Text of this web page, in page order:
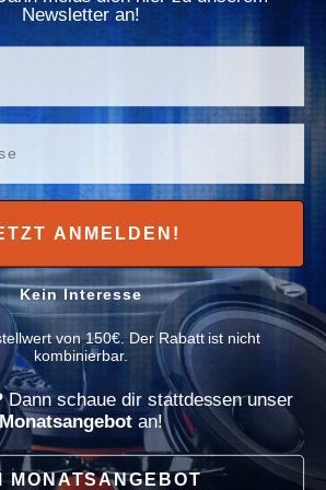
Normaler Preis
199,00€
In den Warenkorb
4 Tage ✈ 2-4 Tage
3 Bewertungen
Helix
Newsletter an!
ANMELDEN!
Kein Interesse
von 150€. Der Rabatt ist nicht
kombinierbar.
Dann schaue dir stattdessen unser
Monatsangebotan!
MONATSANGEBOT